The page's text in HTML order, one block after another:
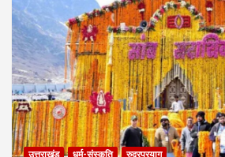
उत्तराखंड
जौनपुर-रवांई को एसटी
तेज, जनप्रतिनिधियों ने
की उठाई आवाज
August 5, 2026 Jag
उत्तराखंड धर्म-संस्कृति रुद्रप्रयाग